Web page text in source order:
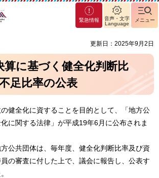
緊急情報
音声・文字
Language
メニュー
更新日：2025年9月2日
算に基づく健全化判断比
足比率の公表
健全化に資することを目的として、「地方公
に関する法律」が平成19年6月に公布されま
公共団体は、毎年度、健全化判断比率及び資
の審査に付した上で、議会に報告し、公表す